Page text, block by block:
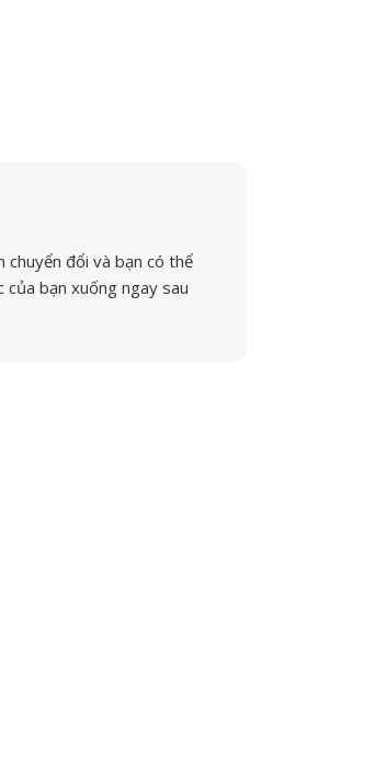
chuyển đổi và bạn có thể
của bạn xuống ngay sau